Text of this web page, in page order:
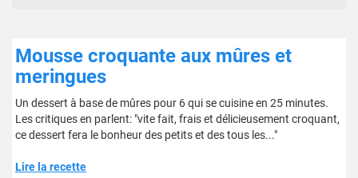
Mousse croquante aux mûres et
meringues
Un dessert à base de mûres pour 6 qui se cuisine en 25 minutes.
Les critiques en parlent: "vite fait, frais et délicieusement croquant,
ce dessert fera le bonheur des petits et des tous les..."
Lire la recette